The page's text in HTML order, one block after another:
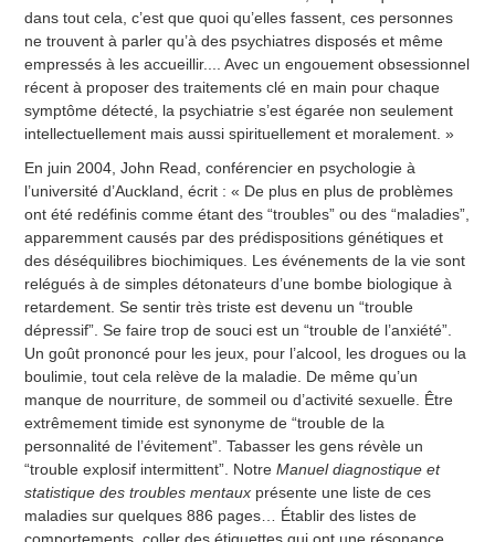
dans tout cela, c’est que quoi qu’elles fassent, ces personnes
ne trouvent à parler qu’à des psychiatres disposés et même
empressés à les accueillir.... Avec un engouement obsessionnel
récent à proposer des traitements clé en main pour chaque
symptôme détecté, la psychiatrie s’est égarée non seulement
intellectuellement mais aussi spirituellement et moralement. »
En juin 2004, John Read, conférencier en psychologie à
l’université d’Auckland, écrit : « De plus en plus de problèmes
ont été redéfinis comme étant des “troubles” ou des “maladies”,
apparemment causés par des prédispositions génétiques et
des déséquilibres biochimiques. Les événements de la vie sont
relégués à de simples détonateurs d’une bombe biologique à
retardement. Se sentir très triste est devenu un “trouble
dépressif”. Se faire trop de souci est un “trouble de l’anxiété”.
Un goût prononcé pour les jeux, pour l’alcool, les drogues ou la
boulimie, tout cela relève de la maladie. De même qu’un
manque de nourriture, de sommeil ou d’activité sexuelle. Être
extrêmement timide est synonyme de “trouble de la
personnalité de l’évitement”. Tabasser les gens révèle un
“trouble explosif intermittent”. NotreManuel diagnostique et
statistique des troubles mentaux présente une liste de ces
maladies sur quelques 886 pages… Établir des listes de